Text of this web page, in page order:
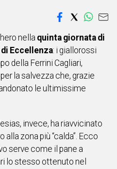
nella quinta giornata di
Eccellenza: i giallorossi
della Ferrini Cagliari,
la salvezza che, grazie
le ultimissime
invece, ha riavvicinato
zona più “calda”. Ecco
serve come il pane a
lo stesso ottenuto nel